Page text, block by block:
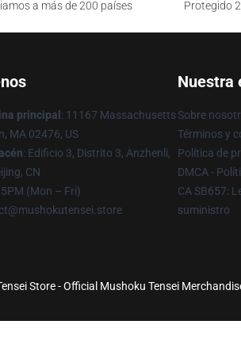
a más de 200 países
Protegido
principal : 11167 Massachusetts
MA 02476, US
: Edificio 3, Distrito 3, Anzhenli,
CN
(Mon – Fri)
Nuestra
Sobre
Términos y
Política de
DMCA -
CA SB657:
suministro
Store - Official Mushoku Tensei